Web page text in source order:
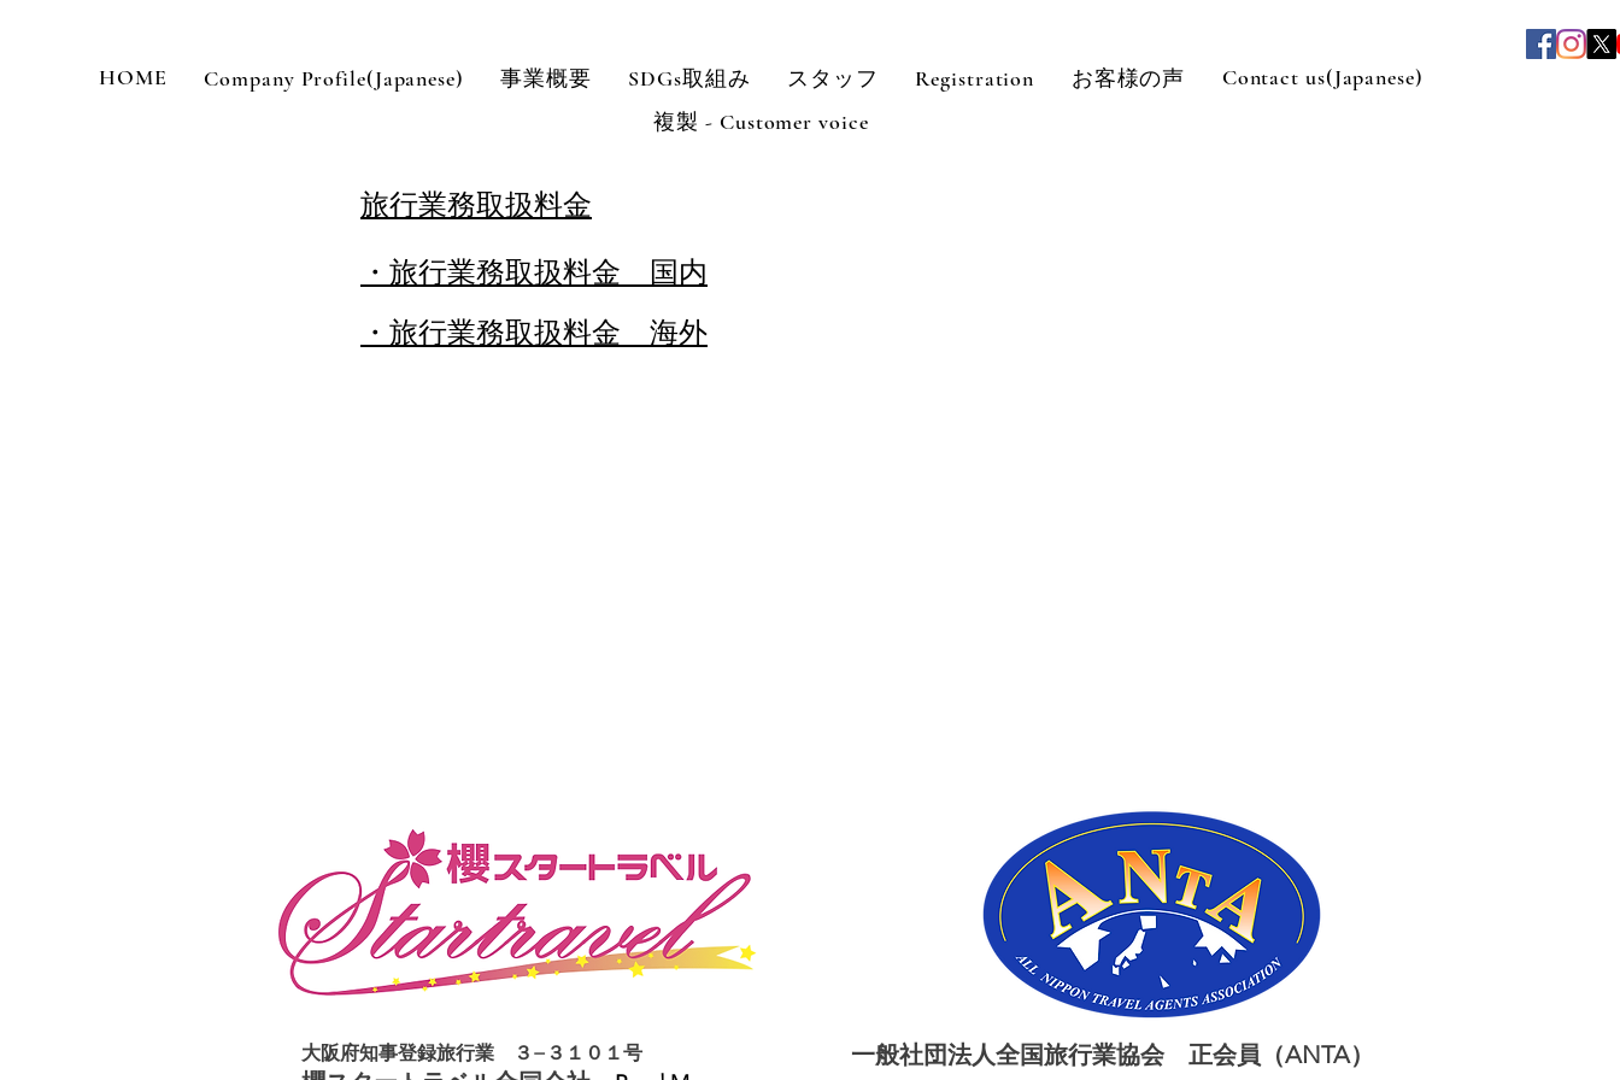
HOME Company Profile(Japanese) 事業概要 SDGs取組み スタッフ Registration お客様の声
Contact us(Japanese)
複製 - Customer voice
​旅行業務取扱料金
​・旅行業務取扱料金 国内
​・旅行業務取扱料金 海外
大阪府知事登録旅行業 ３−３１０１号 一般社団法人全国旅行業協会 正会員（ANTA）